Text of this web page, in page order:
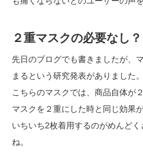
２重マスクの必要なし？
先日のブログでも書きましたが、
まるという研究発表がありました。
こちらのマスクでは、商品自体が
マスクを２重にした時と同じ効果
いちいち2枚着用するのがめんど
ね。